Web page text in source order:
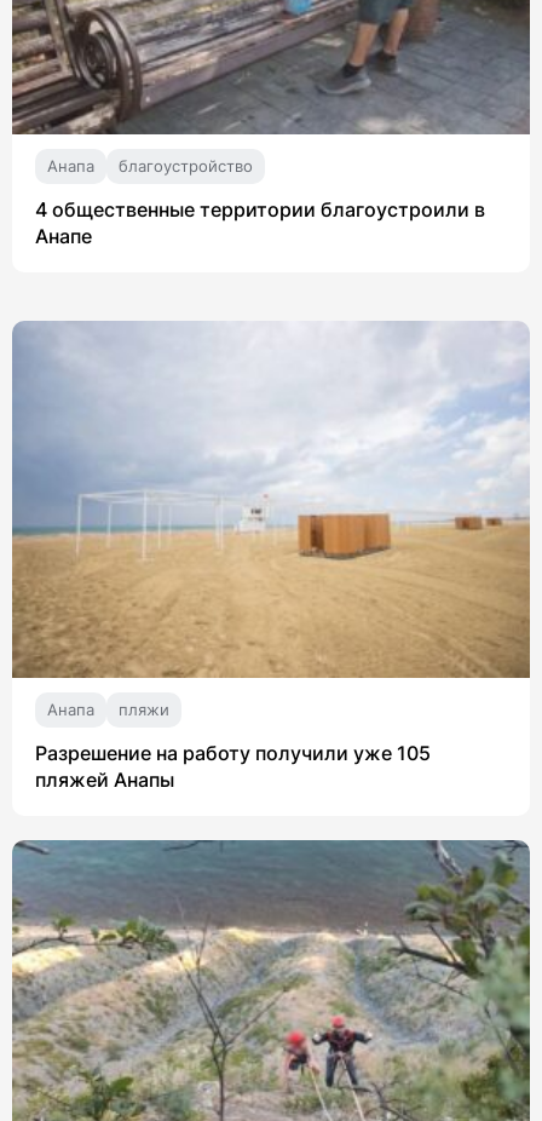
Анапа благоустройство
4 общественные территории благоустроили в
Анапе
Анапа пляжи
Разрешение на работу получили уже 105
пляжей Анапы